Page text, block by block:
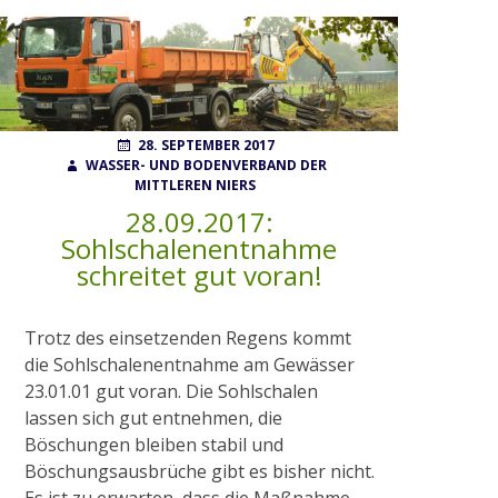
Wahlen
Finanzierung
Gewässerunterhaltung
Gewässerausbau
POSTED
ON
28. SEPTEMBER 2017
WASSER- UND BODENVERBAND DER
MITTLEREN NIERS
28.09.2017:
Sohlschalenentnahme
schreitet gut voran!
Trotz des einsetzenden Regens kommt
die Sohlschalenentnahme am Gewässer
23.01.01 gut voran. Die Sohlschalen
lassen sich gut entnehmen, die
Böschungen bleiben stabil und
Böschungsausbrüche gibt es bisher nicht.